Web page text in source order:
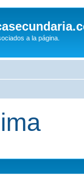
a la página.